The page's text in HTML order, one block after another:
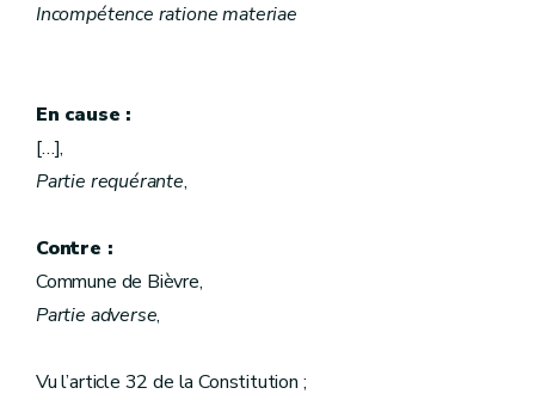
Incompétence ratione materiae
En cause :
[…],
Partie requérante,
Contre :
Commune de Bièvre,
Partie adverse,
Vu l’article 32 de la Constitution ;